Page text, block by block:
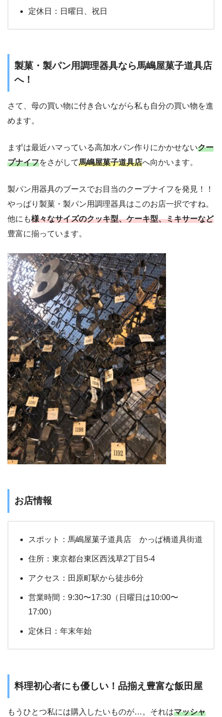
定休日：日曜日、祝日
製菓・製パン用調理器具なら馬嶋屋菓子道具店
へ！
さて、母の買い物に付き合いながら私も自分の買い物を進
めます。
まずは最近ハマっている高加水パン作りにかかせないクー
プナイフをさがして馬嶋屋菓子道具店へ向かいます。
製パン用器具のブースでお目当のクープナイフを発見！！
やっぱり製菓・製パン用調理器具はこのお店一択ですね。
他にも様々なサイズのクッキ型、ケーキ型、ミキサーなど
豊富に揃っています。
お店情報
スポット：馬嶋屋菓子道具店 かっぱ橋道具街道
住所：東京都台東区西浅草2丁目5-4
アクセス：田原町駅から徒歩6分
営業時間：9:30〜17:30（日曜日は10:00〜
17:00）
定休日：年末年始
料理初心者にも優しい！品揃え豊富な飯田屋
もうひとつ私には購入したいものが…。それはマッシャ